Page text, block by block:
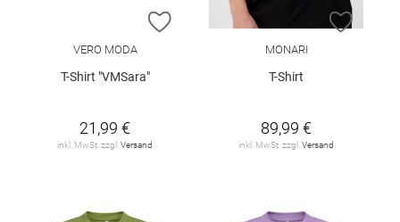
ZUR WUNSCHLISTE HINZUFÜGEN
VERO MODA
T-Shirt "VMSara"
21,99 €
inkl. MwSt. zzgl. Versand
ZUR
MONARI
T-Shirt
89,99 €
inkl. MwSt. zzgl. Versand